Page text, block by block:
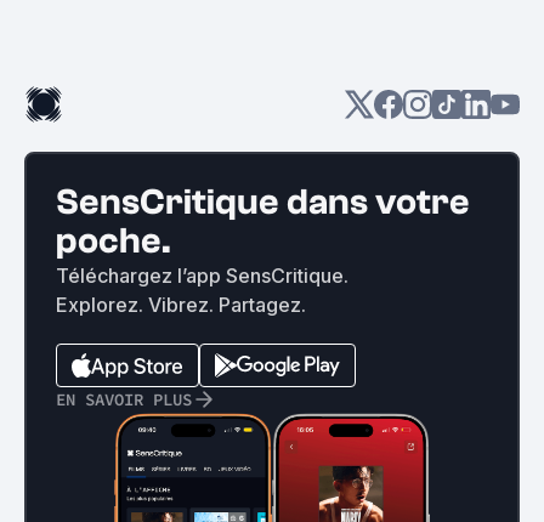
SensCritique dans votre
poche.
Téléchargez l’app SensCritique.
Explorez. Vibrez. Partagez.
EN SAVOIR PLUS